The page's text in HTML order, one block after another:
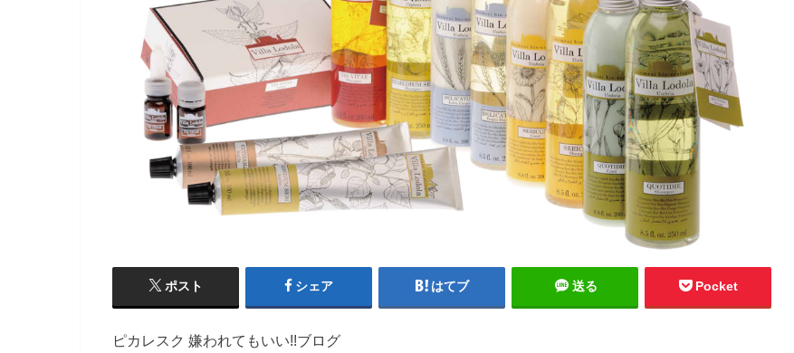
ポスト シェア はてブ 送る Pocket
ピカレスク 嫌われてもいい!!ブログ